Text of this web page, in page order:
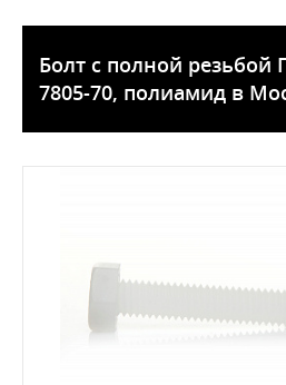
Болт с полной резьбой
7805-70, полиамид в